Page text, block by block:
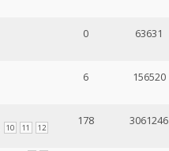
0 63631
6 156520
10 11 12
178 3061246